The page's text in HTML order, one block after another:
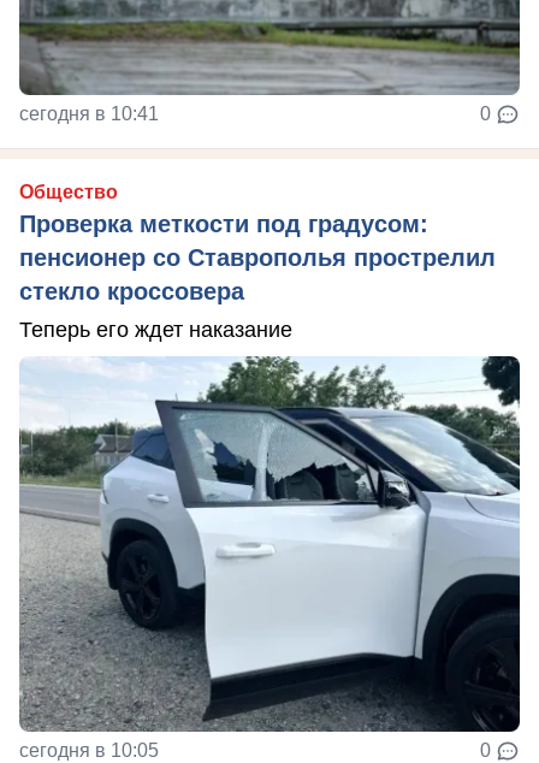
сегодня в 10:41 0
Общество
Проверка меткости под градусом:
пенсионер со Ставрополья прострелил
стекло кроссовера
Теперь его ждет наказание
сегодня в 10:05 0